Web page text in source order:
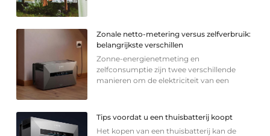
Zonale netto-metering versus zelfverbruik:
belangrijkste verschillen
Zonne-energienetmeting en
zelfconsumptie zijn twee verschillende
manieren om de elektriciteit van een
Tips voordat u een thuisbatterij koopt
Het kopen van een thuisbatterij kan de